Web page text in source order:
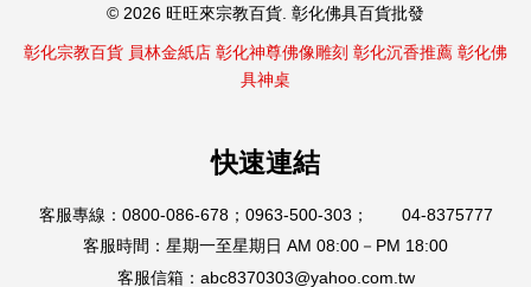
© 2026 旺旺來宗教百貨. 彰化佛具百貨批發
彰化宗教百貨 員林金紙店 彰化神尊佛像雕刻 彰化沉香推薦 彰化佛
具神桌
快速連結
客服專線：0800-086-678；0963-500-303； 04-8375777
客服時間：星期一至星期日 AM 08:00－PM 18:00
客服信箱：abc8370303@yahoo.com.tw